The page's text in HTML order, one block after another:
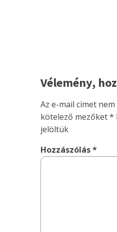
Vélemény,
Az e-mail címet
kötelező mezőket*
jelöltük
Hozzászólás*